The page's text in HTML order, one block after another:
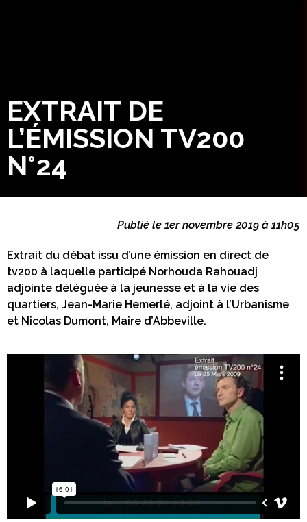
EXTRAIT DE
L’ÉMISSION TV200
N°24
Publié le 1er novembre 2019 à 11h05
Extrait du débat issu d’une émission en direct de
tv200 à laquelle participé Norhouda Rahouadj
adjointe déléguée à la jeunesse et à la vie des
quartiers, Jean-Marie Hemerlé, adjoint à l’Urbanisme
et Nicolas Dumont, Maire d’Abbeville.